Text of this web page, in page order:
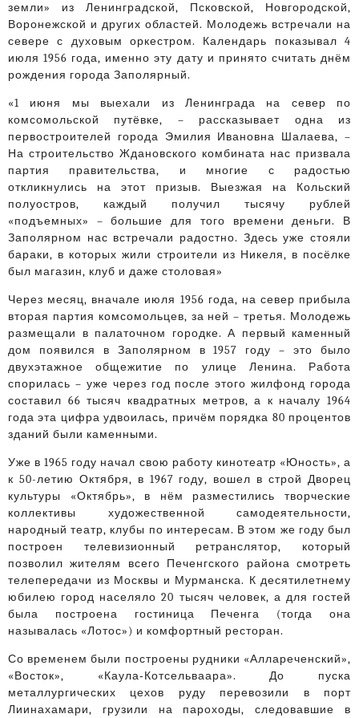
земли» из Ленинградской, Псковской, Новгородской,
Воронежской и других областей. Молодежь встречали на
севере с духовым оркестром. Календарь показывал 4
июля 1956 года, именно эту дату и принято считать днём
рождения города Заполярный.
«1 июня мы выехали из Ленинграда на север по
комсомольской путёвке, – рассказывает одна из
первостроителей города Эмилия Ивановна Шалаева, –
На строительство Ждановского комбината нас призвала
партия правительства, и многие с радостью
откликнулись на этот призыв. Выезжая на Кольский
полуостров, каждый получил тысячу рублей
«подъемных» – большие для того времени деньги. В
Заполярном нас встречали радостно. Здесь уже стояли
бараки, в которых жили строители из Никеля, в посёлке
был магазин, клуб и даже столовая»
Через месяц, вначале июля 1956 года, на север прибыла
вторая партия комсомольцев, за ней – третья. Молодежь
размещали в палаточном городке. А первый каменный
дом появился в Заполярном в 1957 году – это было
двухэтажное общежитие по улице Ленина. Работа
спорилась – уже через год после этого жилфонд города
составил 66 тысяч квадратных метров, а к началу 1964
года эта цифра удвоилась, причём порядка 80 процентов
зданий были каменными.
Уже в 1965 году начал свою работу кинотеатр «Юность», а
к 50-летию Октября, в 1967 году, вошел в строй Дворец
культуры «Октябрь», в нём разместились творческие
коллективы художественной самодеятельности,
народный театр, клубы по интересам. В этом же году был
построен телевизионный ретранслятор, который
позволил жителям всего Печенгского района смотреть
телепередачи из Москвы и Мурманска. К десятилетнему
юбилею город населяло 20 тысяч человек, а для гостей
была построена гостиница Печенга (тогда она
называлась «Лотос») и комфортный ресторан.
Со временем были построены рудники «Аллареченский»,
«Восток», «Каула‑Котсельваара». До пуска
металлургических цехов руду перевозили в порт
Лиинахамари, грузили на пароходы, следовавшие в